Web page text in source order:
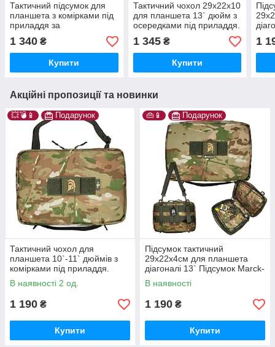
Тактичний підсумок для
планшета з комірками під
приладдя за
ІНДИВІДУАЛЬНИМИ
ПАРАМЕТРАМИ
ЗАМОВНИКА
1 340 ₴
Купити
Тактичний чохол 29х22х10
для планшета 13` дюйм з
осередками під приладдя.
Адмін підсумок для
планшета.
1 345₴
Купити
1
Акційні пропозиції та новинки
💥💣📱 Подарунок
Тактичний чохол для
планшета 10`-11` дюймів з
комірками під приладдя.
Адмін підсумок для
планшета. П212
В наявності 2 од.
1 190 ₴
Купити
👜📱 Подарунок
Підсумок тактичний
29х22х4см для планшета
діагоналі 13` Підсумок Marck-
men захисний для гаджета
13' дюймів
В наявності
1 190 ₴
Купити